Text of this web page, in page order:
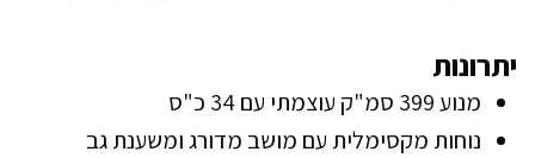
יתרונות
מנוע 399 סמ"ק עוצמתי עם 34 כ"ס
נוחות מקסימלית עם מושב מדורג ומשענת גב